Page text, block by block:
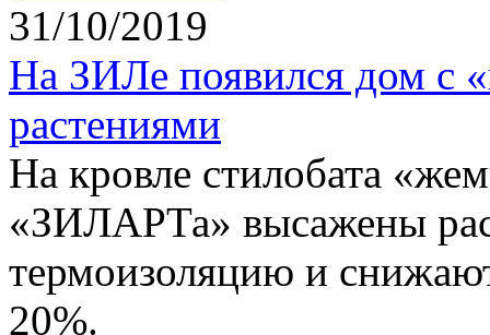
31/10/2019
На ЗИЛе появился дом с
растениями
На кровле стилобата
«ЗИЛАРТа» высажены
термоизоляцию и
20%.